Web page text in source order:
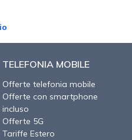
TELEFONIA MOBILE
Offerte telefonia mobile
Offerte con smartphone
incluso
Offerte 5G
Tariffe Estero